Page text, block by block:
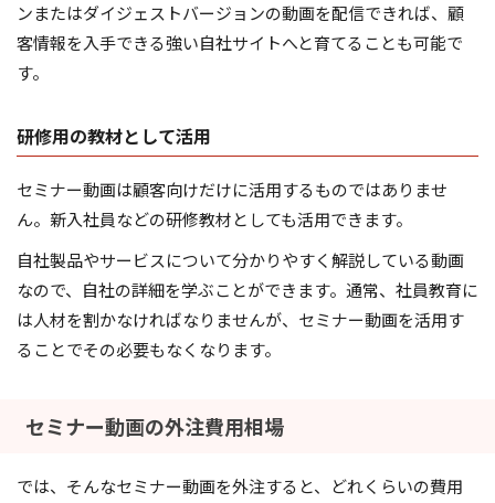
ンまたはダイジェストバージョンの動画を配信できれば、顧
客情報を入手できる強い自社サイトへと育てることも可能で
す。
研修用の教材として活用
セミナー動画は顧客向けだけに活用するものではありませ
ん。新入社員などの研修教材としても活用できます。
自社製品やサービスについて分かりやすく解説している動画
なので、自社の詳細を学ぶことができます。通常、社員教育に
は人材を割かなければなりませんが、セミナー動画を活用す
ることでその必要もなくなります。
セミナー動画の外注費用相場
では、そんなセミナー動画を外注すると、どれくらいの費用